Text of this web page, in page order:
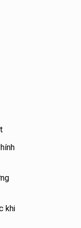
khi